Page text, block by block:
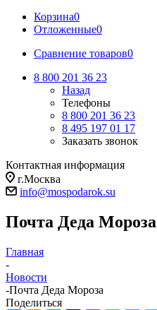
Корзина0
Отложенные0
Сравнение товаров0
8 800 201 36 23
Назад
Телефоны
8 800 201 36 23
8 495 197 01 17
Заказать звонок
Контактная информация
г.Москва
info@mospodarok.su
Почта Деда Мороза
Главная
-
Новости
-Почта Деда Мороза
Поделиться